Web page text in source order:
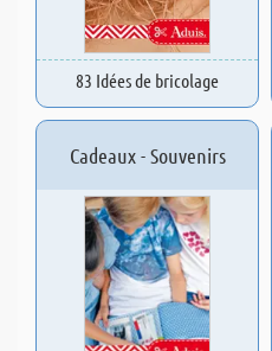
83 Idées de bricolage
Cadeaux - Souvenirs